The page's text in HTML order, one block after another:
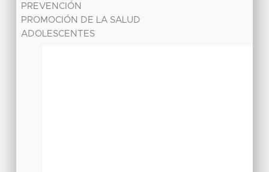
PREVENCIÓN
PROMOCIÓN DE LA SALUD
ADOLESCENTES